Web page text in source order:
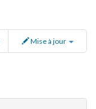
Mise à jour